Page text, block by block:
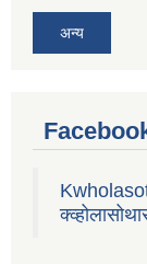
अन्य